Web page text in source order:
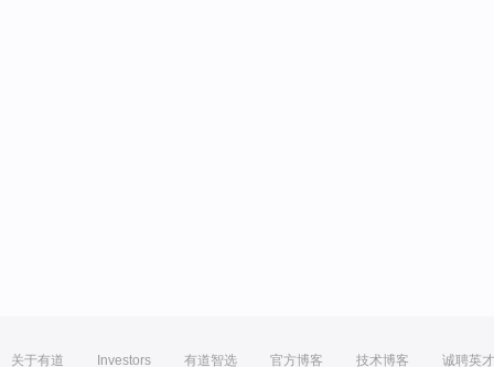
关于有道 Investors 有道智选 官方博客 技术博客 诚聘英才